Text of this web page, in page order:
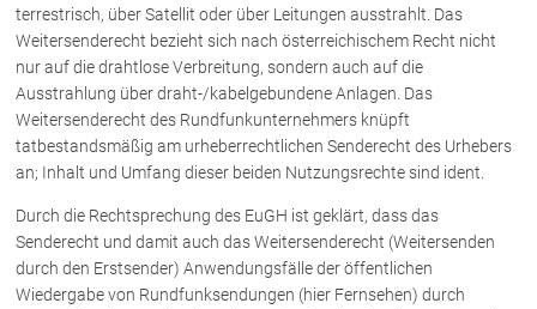
Publikationen
Paragraphen & Mehr
Medien
Vorarlberg Online
NOVUM
FAQ
terrestrisch, über Satellit oder über Leitungen ausstrahlt. Das
Weitersenderecht bezieht sich nach österreichischem Recht nicht
nur auf die drahtlose Verbreitung, sondern auch auf die
Ausstrahlung über draht-/kabelgebundene Anlagen. Das
Weitersenderecht des Rundfunkunternehmers knüpft
tatbestandsmäßig am urheberrechtlichen Senderecht des Urhebers
an; Inhalt und Umfang dieser beiden Nutzungsrechte sind ident.
Durch die Rechtsprechung des EuGH ist geklärt, dass das
Senderecht und damit auch das Weitersenderecht (Weitersenden
durch den Erstsender) Anwendungsfälle der öffentlichen
Wiedergabe von Rundfunksendungen (hier Fernsehen) durch